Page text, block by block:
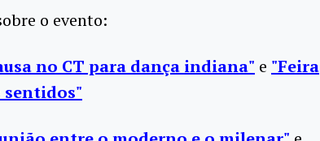
o evento:
no CT para dança indiana" e "Feira
sentidos"